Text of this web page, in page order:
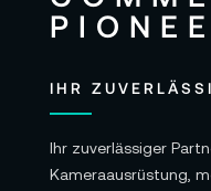
Hz über
Auflösung bei
Ausgabe über
IHR
Ihr zuverlässiger
Kameraausrüstung,